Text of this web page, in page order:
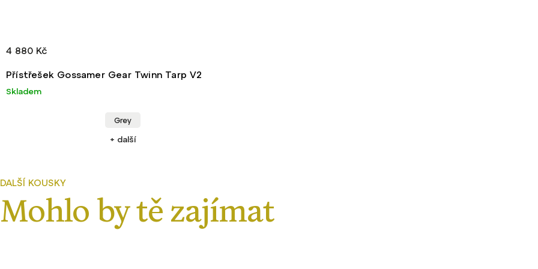
Přístřešek Gossamer Gear Twinn Tarp V2
Skladem
4 880 Kč
Grey
+ další